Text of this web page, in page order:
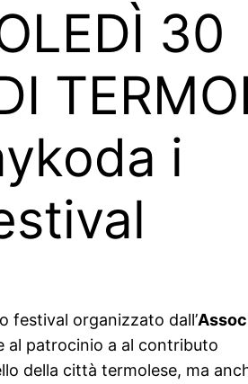
30
i
festival organizzato dall’
al patrocinio a al contributo
della città termolese, ma